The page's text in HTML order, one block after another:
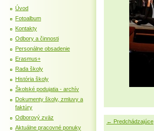
← Predchádzajúce
Úvod
Fotoalbum
Kontakty
Odbory a činnosti
Personálne obsadenie
Erasmus+
Rada školy
História školy
Školské podujatia - archív
Dokumenty školy, zmluvy a
faktúry
Odborový zväz
Aktuálne pracovné ponuky